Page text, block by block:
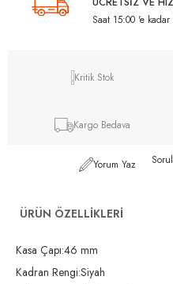
Saat 15:00 'e
Kritik Stok
Kargo Bedava
Yorum Yaz
ÜRÜN ÖZELLIKLERI
Kasa Çapı:46 mm
Kadran Rengi:Siyah